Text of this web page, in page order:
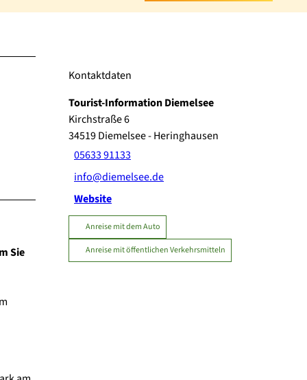
Sie
Kontaktdaten
Tourist-Information Diemelsee
Kirchstraße 6
34519Diemelsee- Heringhausen
05633 91133
info@diemelsee.de
Website
Anreise mit dem Auto
Anreise mit öffentlichen Verkehrsmitteln